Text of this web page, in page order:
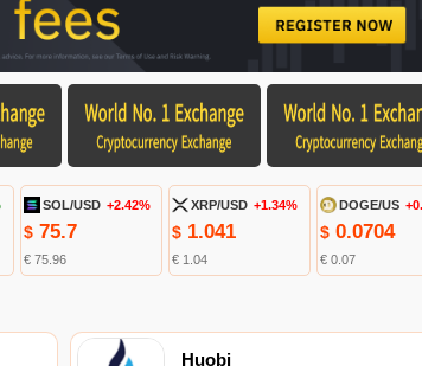
SOL/USD +2.42%
$ 75.7
€ 75.96
XRP/USD +1.34%
$ 1.041
€ 1.04
DOGE/US
$ 0.0704
€ 0.07
Huobi